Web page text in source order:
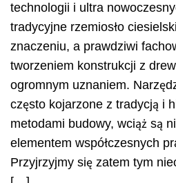
technologii i ultra
tradycyjne rzemiosło
znaczeniu, a prawdziwi
tworzeniem konstrukcji z
ogromnym uznaniem.
często kojarzone z tradycją i
metodami budowy, wciąż są
elementem współczesnych
Przyjrzyjmy się zatem tym